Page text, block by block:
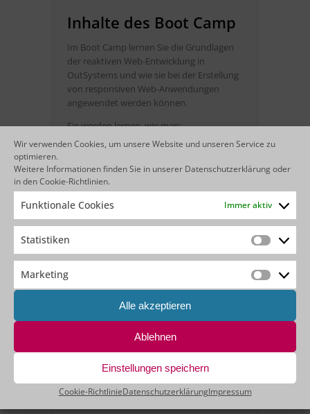
Wir verwenden Cookies, um unsere Website und unseren Service zu
optimieren.
Weitere Informationen finden Sie in unserer Datenschutzerklärungoder
in denCookie-Richtlinien.
Funktionale Cookies Immer aktiv
Statistiken
Marketing
Alle akzeptieren
Ablehnen
Einstellungen speichern
Cookie-RichtlinieDatenschutzerklärungImpressum
Inhalte des Boot Camp
Im Boot Camp lernen Sie die Grundlagen
der reaktiven Web-Entwicklung in
OutSystems und wie sie bei der Erstellung
von responsiven Web-Anwendungen
angewendet werden können.
Sie werden lernen, wie man:
Datenmodelle erstellt
Erstaunliche Benutzeroberflächen
erstellt
den Lebenszyklus von Bildschirmen
effizient verwaltet
Zielgruppe
Kosten & Dauer